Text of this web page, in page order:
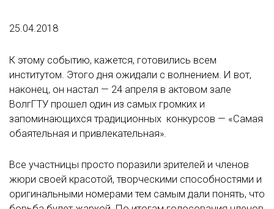
25.04.2018
К этому событию, кажется, готовились всем
институтом. Этого дня ожидали с волнением. И вот,
наконец, он настал — 24 апреля в актовом зале
ВолгГТУ прошел один из самых громких и
запоминающихся традиционных конкурсов — «Самая
обаятельная и привлекательная».
Все участницы просто поразили зрителей и членов
жюри своей красотой, творческими способностями и
оригинальными номерами тем самым дали понять, что